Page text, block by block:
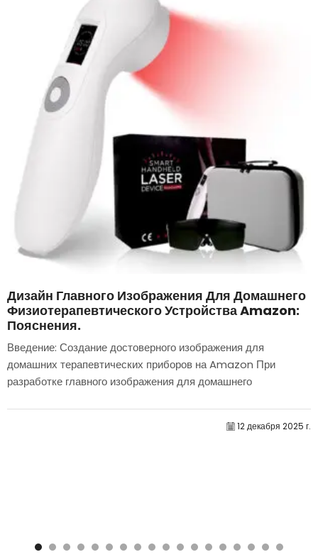
Дизайн Главного Изображения Для Домашнего
Физиотерапевтического Устройства Amazon:
Пояснения.
Введение: Создание достоверного изображения для
домашних терапевтических приборов на Amazon При
разработке главного изображения для домашнего
12 декабря 2025 г.